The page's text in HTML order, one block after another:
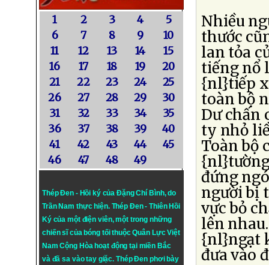
1 2 3 4
5
6
7 8 9
10
11
12 13 14
15
16
17 18 19
20
21
22 23 24
25
26
27 28 29
30
31
32 33 34
35
36
37 38 39
40
41
42 43 44
45
46
47 48 49
Thép Đen - Hồi ký của Đặng Chí Bình, do
Trần Nam thực hiện. Thép Đen- Thiên Hồi
Ký của một điện viên, một trong những
chiến sĩ của bóng tối thuộc Quân Lực Việt
Nam Cộng Hòa hoạt động tại miền Bắc
và đã sa vào tay giặc. Thép Đen phơi bày
Nhiều
thước
lan tỏa
tiếng nổ
{nl}tiếp
toàn bộ
Dư chấn
ty nhỏ
Toàn bộ
đứng
người bị
vực bỏ
lên
{nl}ngạt
đưa vào